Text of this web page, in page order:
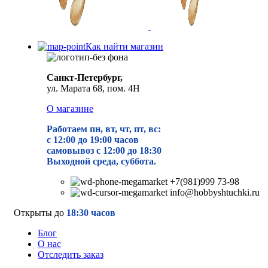
Как найти магазин
Санкт-Петербург,
ул. Марата 68, пом. 4Н
О магазине
Работаем пн, вт, чт, пт, вс:
с 12:00 до 19:00 часов
самовывоз с 12:00 до 18:30
Выходной среда, суббота.
+7(981)999 73-98
info@hobbyshtuchki.ru
Открыты до 18:30 часов
Блог
О нас
Отследить заказ